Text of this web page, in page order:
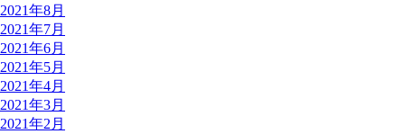
2021年8月
2021年7月
2021年6月
2021年5月
2021年4月
2021年3月
2021年2月